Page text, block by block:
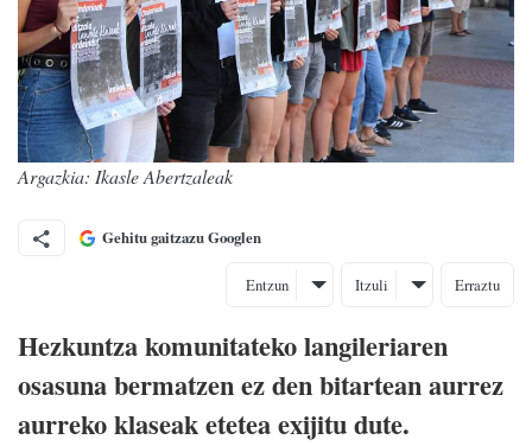
Argazkia: Ikasle Abertzaleak
Gehitu gaitzazu Googlen
Entzun Itzuli Erraztu
Hezkuntza komunitateko langileriaren
osasuna bermatzen ez den bitartean aurrez
aurreko klaseak etetea exijitu dute.